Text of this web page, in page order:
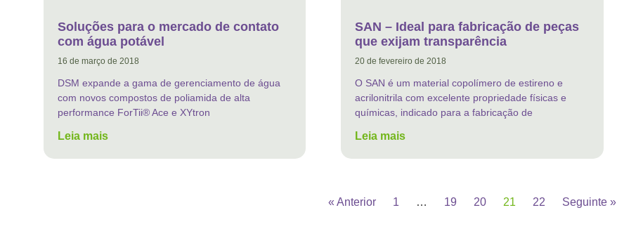
Soluções para o mercado de contato
com água potável
16 de março de 2018
DSM expande a gama de gerenciamento de água
com novos compostos de poliamida de alta
performance ForTii® Ace e XYtron
Leia mais
SAN – Ideal para fabricação de peças
que exijam transparência
20 de fevereiro de 2018
O SAN é um material copolímero de estireno e
acrilonitrila com excelente propriedade físicas e
químicas, indicado para a fabricação de
Leia mais
« Anterior 1 … 19 20 21 22 Seguinte »